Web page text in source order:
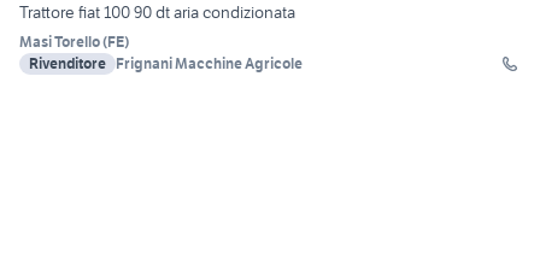
Trattore fiat 100 90 dt aria condizionata
Masi Torello(FE)
Rivenditore Frignani Macchine Agricole